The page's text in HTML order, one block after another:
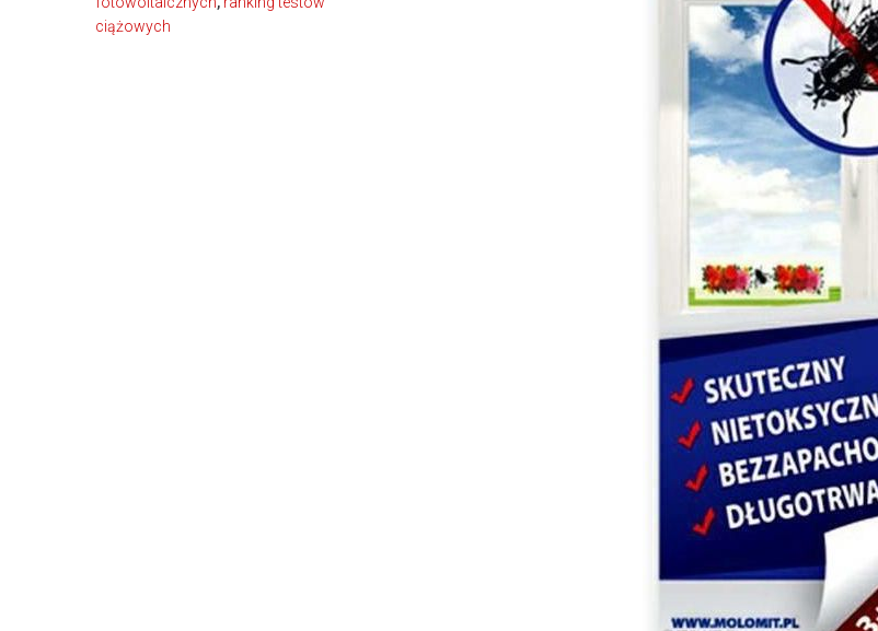
ciążowych